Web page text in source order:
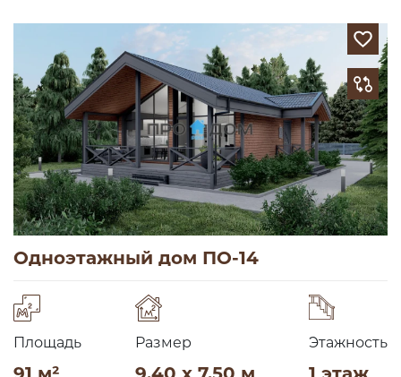
Одноэтажный дом ПО-14
Площадь Размер Этажность